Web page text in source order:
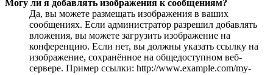
Могу ли я добавлять изображения к сообщениям?
Да, вы можете размещать изображения в ваших
сообщениях. Если администратор разрешил добавлять
вложения, вы можете загрузить изображение на
конференцию. Если нет, вы должны указать ссылку на
изображение, сохранённое на общедоступном веб-
сервере. Пример ссылки: http://www.example.com/my-